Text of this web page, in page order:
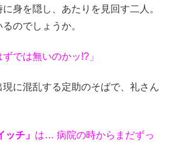
身を隠し、あたりを見回す二人。
のでしょうか。
では無いのかッ!?」
に混乱する定助のそばで、礼さん
ッチ」 は… 病院の時からまだずっ